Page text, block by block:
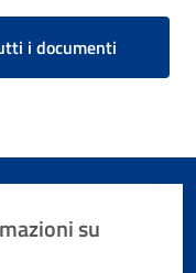
i documenti
su